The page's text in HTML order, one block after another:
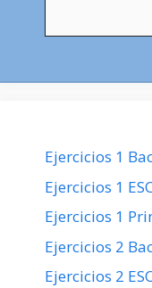
Ejercicios 1
Ejercicios 1
Ejercicios 1
Ejercicios 2
Ejercicios 2